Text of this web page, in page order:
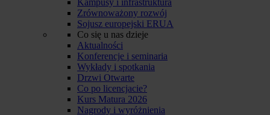
Zrównoważony rozwój
Sojusz europejski ERUA
Co się u nas dzieje
Aktualności
Konferencje i seminaria
Wykłady i spotkania
Drzwi Otwarte
Co po licencjacie?
Kurs Matura 2026
Nagrody i wyróżnienia